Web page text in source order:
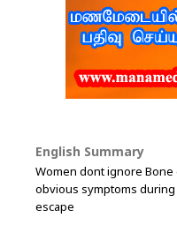
English Summary
Women dont ignore
obvious symptoms
escape